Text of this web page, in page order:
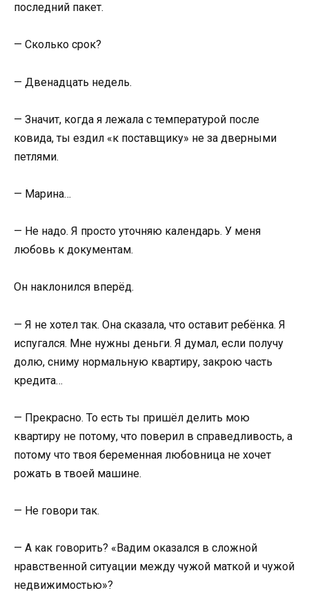
последний пакет.
— Сколько срок?
— Двенадцать недель.
— Значит, когда я лежала с температурой после
ковида, ты ездил «к поставщику» не за дверными
петлями.
— Марина…
— Не надо. Я просто уточняю календарь. У меня
любовь к документам.
Он наклонился вперёд.
— Я не хотел так. Она сказала, что оставит ребёнка. Я
испугался. Мне нужны деньги. Я думал, если получу
долю, сниму нормальную квартиру, закрою часть
кредита…
— Прекрасно. То есть ты пришёл делить мою
квартиру не потому, что поверил в справедливость, а
потому что твоя беременная любовница не хочет
рожать в твоей машине.
— Не говори так.
— А как говорить? «Вадим оказался в сложной
нравственной ситуации между чужой маткой и чужой
недвижимостью»?